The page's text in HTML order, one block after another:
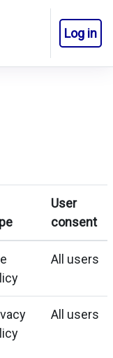
Log in
User
consent
All users
All users